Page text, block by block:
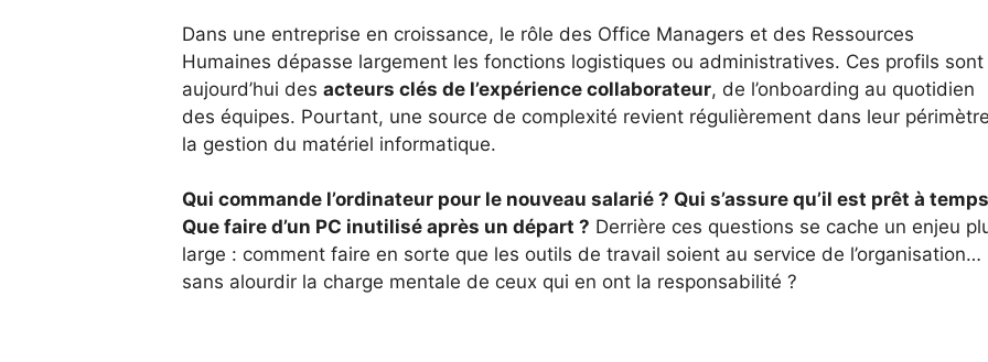
Dans une entreprise en croissance, le rôle des Office Managers et des Ressources
Humaines dépasse largement les fonctions logistiques ou administratives. Ces profils sont
aujourd’hui des acteurs clés de l’expérience collaborateur, de l’onboarding au quotidien
des équipes. Pourtant, une source de complexité revient régulièrement dans leur
la gestion du matériel informatique.
Qui commande l’ordinateur pour le nouveau salarié ? Qui s’assure qu’il est prêt à
Que faire d’un PC inutilisé après un départ ? Derrière ces questions se cache un enjeu
large : comment faire en sorte que les outils de travail soient au service de l’organisation…
sans alourdir la charge mentale de ceux qui en ont la responsabilité ?